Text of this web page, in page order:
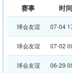
赛事 时间
球会友谊 07-04
球会友谊 07-02
球会友谊 06-29